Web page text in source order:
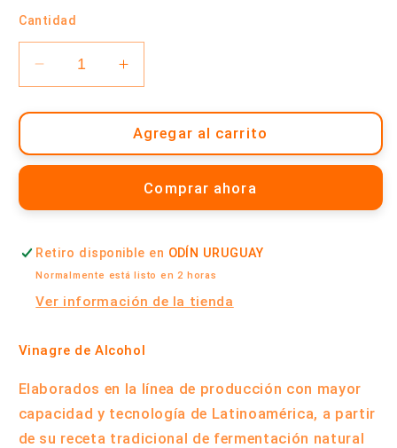
Cantidad
Reducir
cantidad
para
de
ml
Menoyo
Aumentar
cantidad
para
Vinagre
de
500
ml
Menoyo
Agregar al carrito
Comprar ahora
Retiro disponible en ODÍN URUGUAY
Normalmente está listo en 2 horas
Ver información de la tienda
Vinagre de Alcohol
Elaborados en la línea de producción con mayor
capacidad y tecnología de Latinoamérica, a partir
de su receta tradicional de fermentación natural